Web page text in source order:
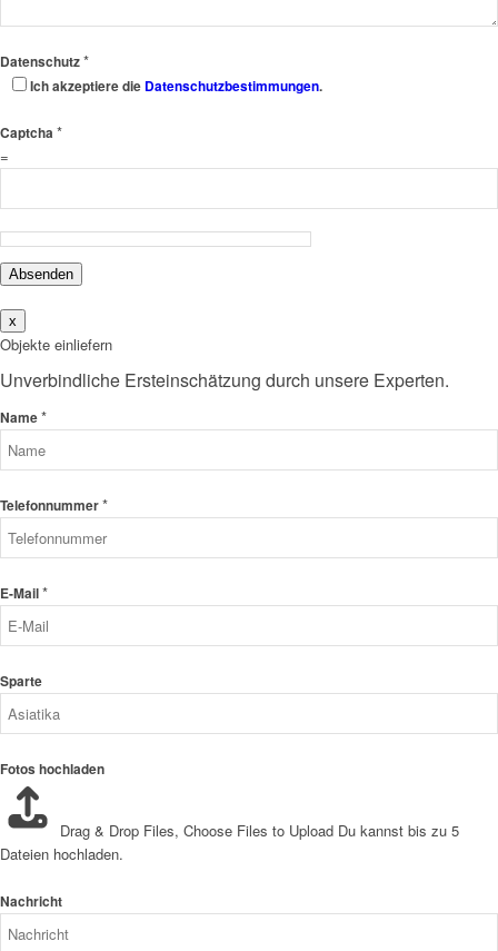
Datenschutz*
Ich akzeptiere die Datenschutzbestimmungen.
Captcha *
=
Absenden
x
Objekte einliefern
Unverbindliche Ersteinschätzung durch unsere Experten.
Name*
Telefonnummer*
E-Mail*
Sparte
Fotos hochladen
Drag & Drop Files, Choose Files to Upload Du kannst bis zu 5
Dateien hochladen.
Nachricht